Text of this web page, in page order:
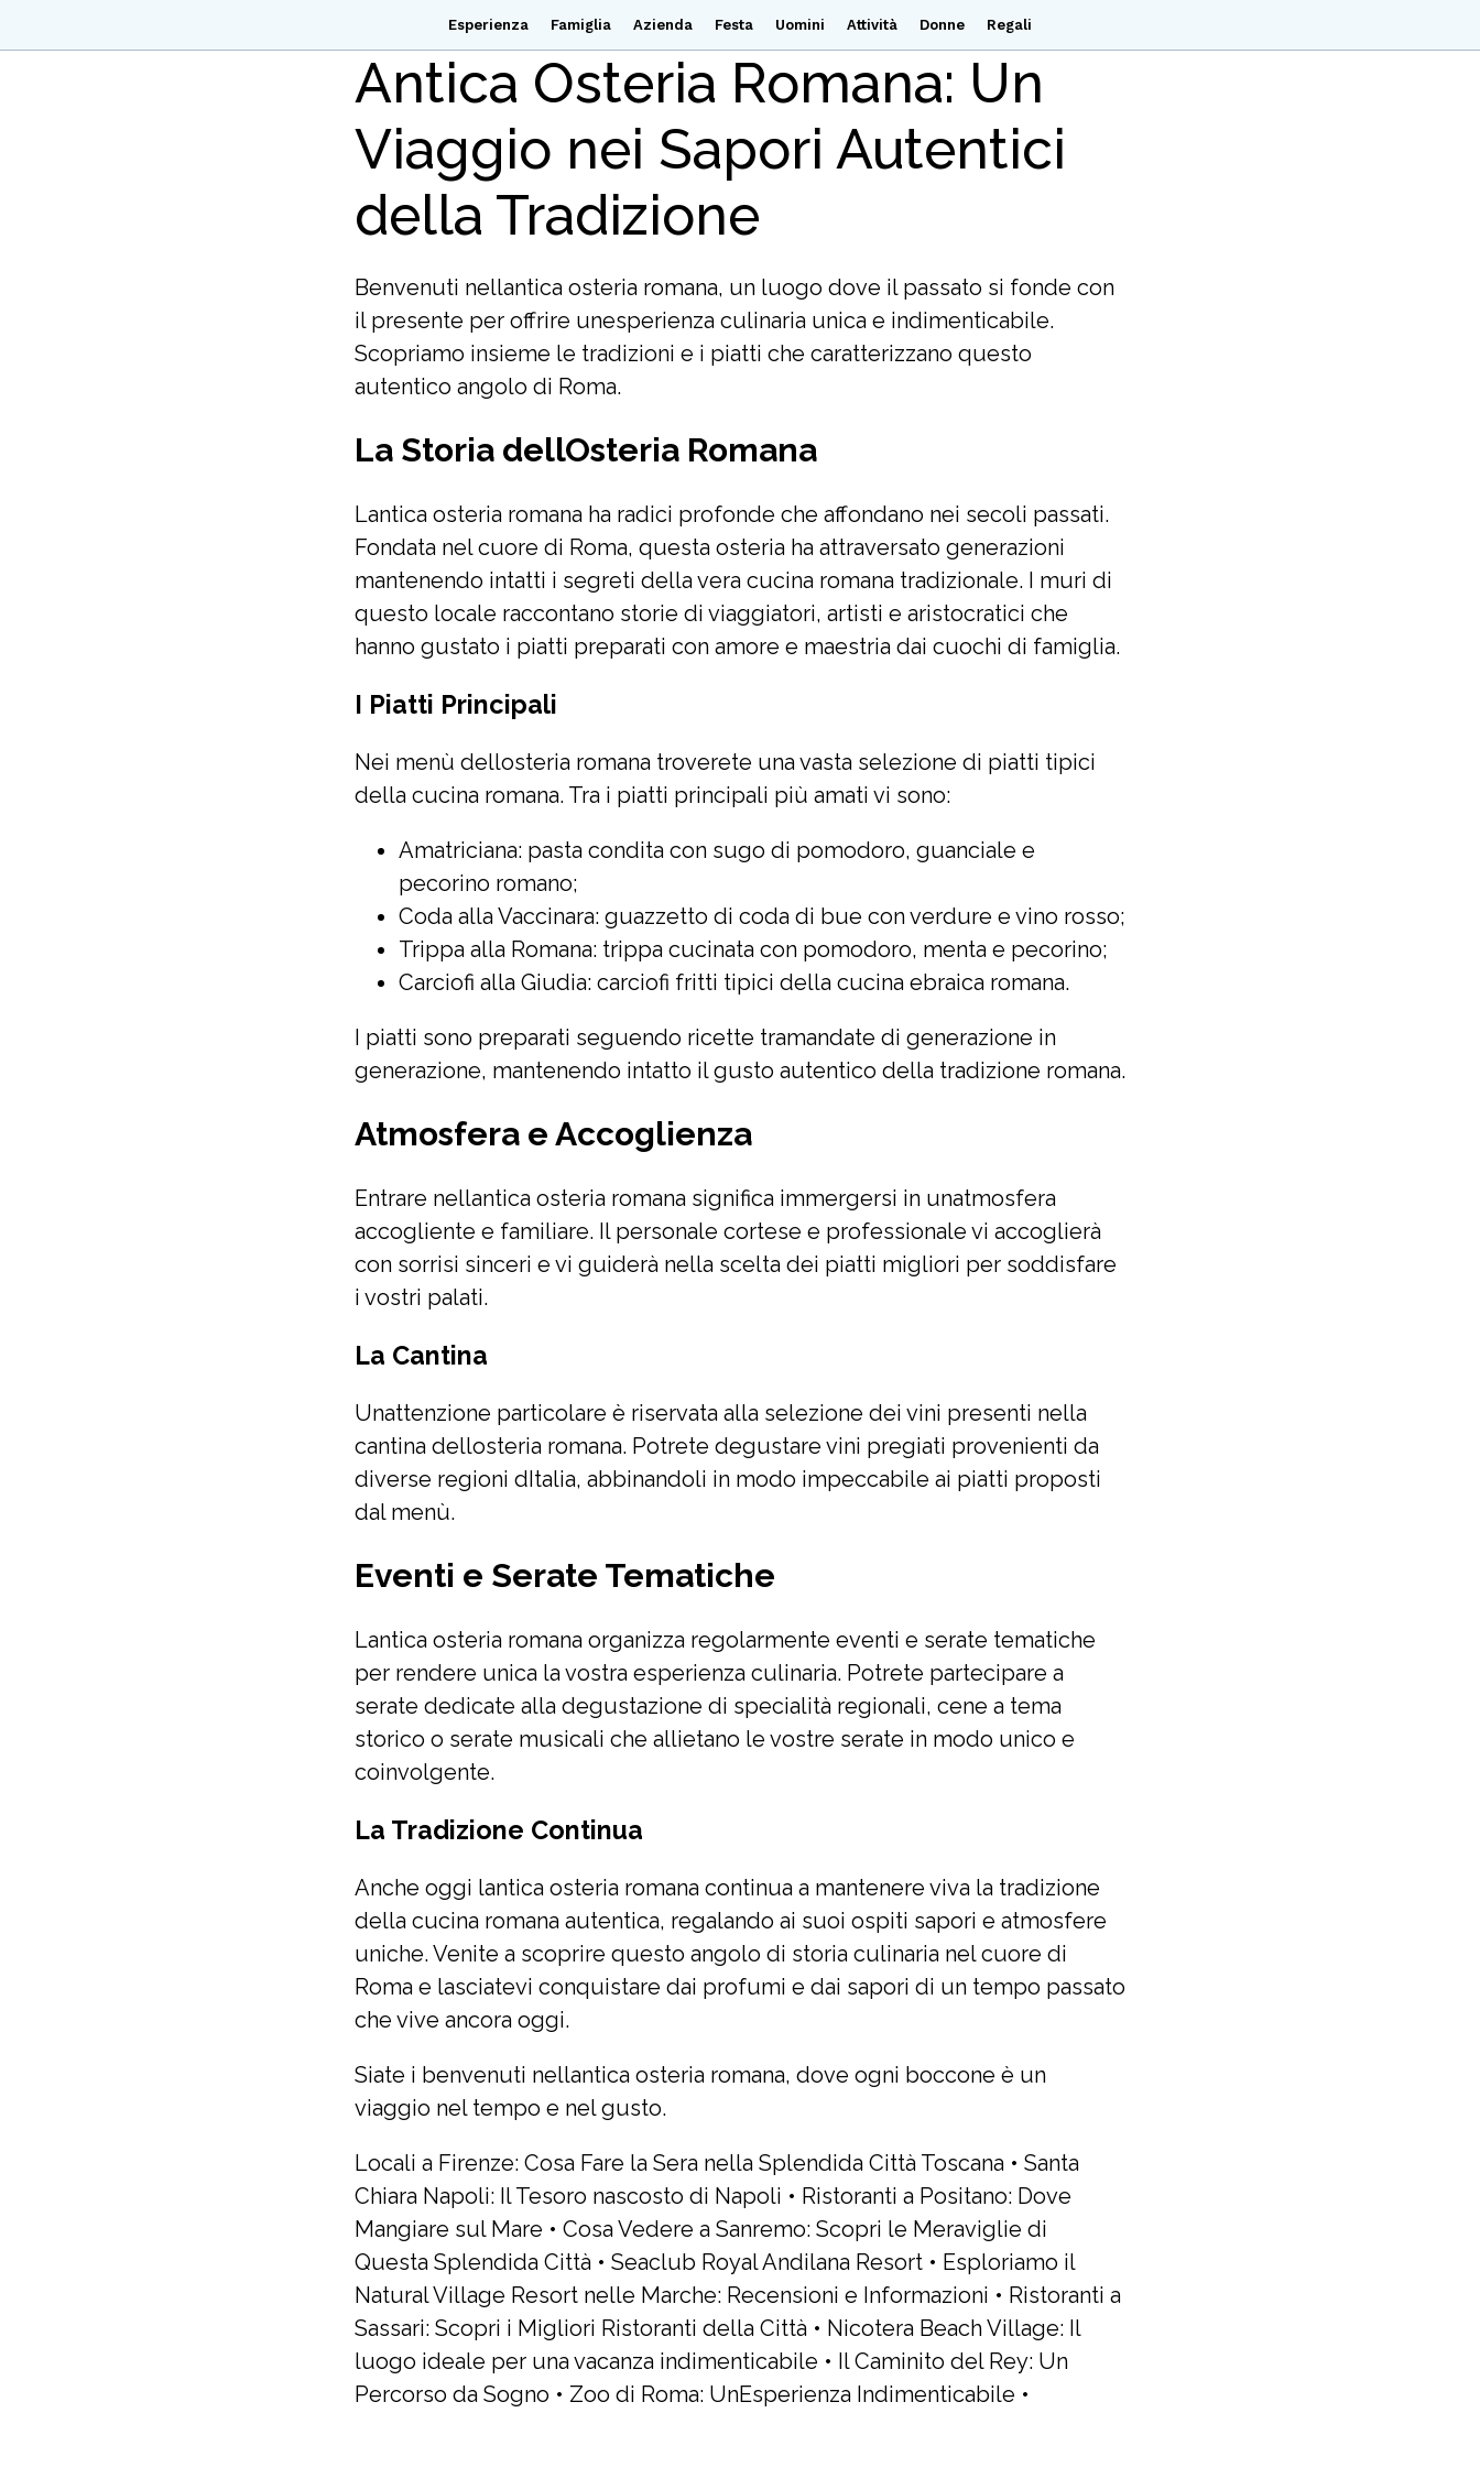
Esperienza Famiglia Azienda Festa Uomini Attività Donne Regali
Antica Osteria Romana: Un
Viaggio nei Sapori Autentici
della Tradizione
Benvenuti nellantica osteria romana, un luogo dove il passato si fonde con
il presente per offrire unesperienza culinaria unica e indimenticabile.
Scopriamo insieme le tradizioni e i piatti che caratterizzano questo
autentico angolo di Roma.
La Storia dellOsteria Romana
Lantica osteria romana ha radici profonde che affondano nei secoli passati.
Fondata nel cuore di Roma, questa osteria ha attraversato generazioni
mantenendo intatti i segreti della vera cucina romana tradizionale. I muri di
questo locale raccontano storie di viaggiatori, artisti e aristocratici che
hanno gustato i piatti preparati con amore e maestria dai cuochi di famiglia.
I Piatti Principali
Nei menù dellosteria romana troverete una vasta selezione di piatti tipici
della cucina romana. Tra i piatti principali più amati vi sono:
Amatriciana: pasta condita con sugo di pomodoro, guanciale e
pecorino romano;
Coda alla Vaccinara: guazzetto di coda di bue con verdure e vino rosso;
Trippa alla Romana: trippa cucinata con pomodoro, menta e pecorino;
Carciofi alla Giudia: carciofi fritti tipici della cucina ebraica romana.
I piatti sono preparati seguendo ricette tramandate di generazione in
generazione, mantenendo intatto il gusto autentico della tradizione romana.
Atmosfera e Accoglienza
Entrare nellantica osteria romana significa immergersi in unatmosfera
accogliente e familiare. Il personale cortese e professionale vi accoglierà
con sorrisi sinceri e vi guiderà nella scelta dei piatti migliori per soddisfare
i vostri palati.
La Cantina
Unattenzione particolare è riservata alla selezione dei vini presenti nella
cantina dellosteria romana. Potrete degustare vini pregiati provenienti da
diverse regioni dItalia, abbinandoli in modo impeccabile ai piatti proposti
dal menù.
Eventi e Serate Tematiche
Lantica osteria romana organizza regolarmente eventi e serate tematiche
per rendere unica la vostra esperienza culinaria. Potrete partecipare a
serate dedicate alla degustazione di specialità regionali, cene a tema
storico o serate musicali che allietano le vostre serate in modo unico e
coinvolgente.
La Tradizione Continua
Anche oggi lantica osteria romana continua a mantenere viva la tradizione
della cucina romana autentica, regalando ai suoi ospiti sapori e atmosfere
uniche. Venite a scoprire questo angolo di storia culinaria nel cuore di
Roma e lasciatevi conquistare dai profumi e dai sapori di un tempo passato
che vive ancora oggi.
Siate i benvenuti nellantica osteria romana, dove ogni boccone è un
viaggio nel tempo e nel gusto.
Locali a Firenze: Cosa Fare la Sera nella Splendida Città Toscana • Santa
Chiara Napoli: Il Tesoro nascosto di Napoli • Ristoranti a Positano: Dove
Mangiare sul Mare • Cosa Vedere a Sanremo: Scopri le Meraviglie di
Questa Splendida Città • Seaclub Royal Andilana Resort • Esploriamo il
Natural Village Resort nelle Marche: Recensioni e Informazioni • Ristoranti a
Sassari: Scopri i Migliori Ristoranti della Città • Nicotera Beach Village: Il
luogo ideale per una vacanza indimenticabile • Il Caminito del Rey: Un
Percorso da Sogno • Zoo di Roma: UnEsperienza Indimenticabile •